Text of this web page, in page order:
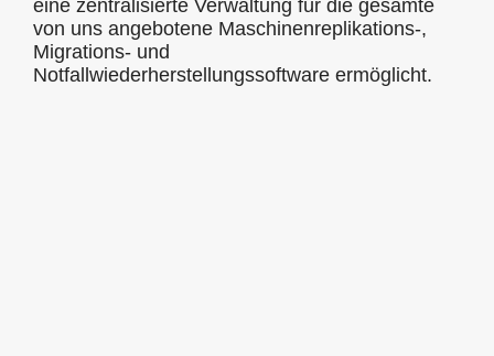
eine zentralisierte Verwaltung für die gesamte
von uns angebotene Maschinenreplikations-,
Migrations- und
Notfallwiederherstellungssoftware ermöglicht.